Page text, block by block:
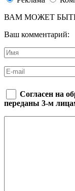
ВАМ МОЖЕТ
Ваш комментарий:
Согласен на
переданы 3-м